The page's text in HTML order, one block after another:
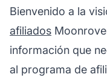
Bienvenido a la
afiliados
información que
al programa de